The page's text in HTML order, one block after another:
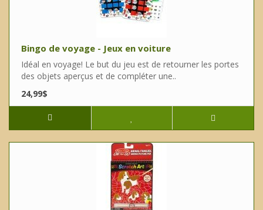
Bingo de voyage - Jeux en voiture
Idéal en voyage! Le but du jeu est de retourner les portes
des objets aperçus et de compléter une..
24,99$